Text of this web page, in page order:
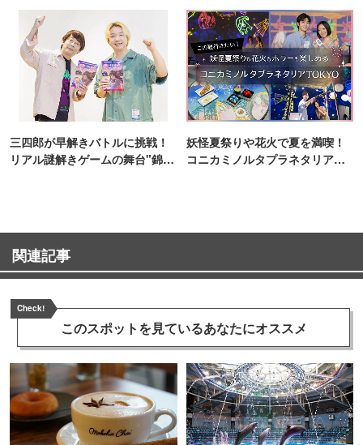
三四郎が早解きバトルに挑戦！
リアル謎解きゲームの舞台"錦糸
妖怪夏祭りや花火で夏を満喫！
コニカミノルタプラネタリア
関連記事
Check!
このスポットを見ているあなたにオススメ